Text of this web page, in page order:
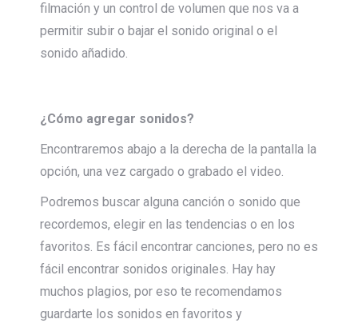
filmación y un control de volumen que nos va a
permitir subir o bajar el sonido original o el
sonido añadido.
¿Cómo agregar sonidos?
Encontraremos abajo a la derecha de la pantalla la
opción, una vez cargado o grabado el video.
Podremos buscar alguna canción o sonido que
recordemos, elegir en las tendencias o en los
favoritos. Es fácil encontrar canciones, pero no es
fácil encontrar sonidos originales. Hay hay
muchos plagios, por eso te recomendamos
guardarte los sonidos en favoritos y